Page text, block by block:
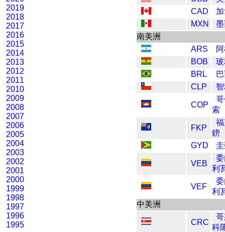
2019
2018
2017
2016
2015
2014
2013
2012
2011
2010
2009
2008
2007
2006
2005
2004
2003
2002
2001
2000
1999
1998
1997
1996
1995
CAD
MXN
南美洲
ARS
BOB
BRL
CLP
COP
索
FKP
鎊
GYD
VEB
利
VEF
利
中美洲
CRC
科